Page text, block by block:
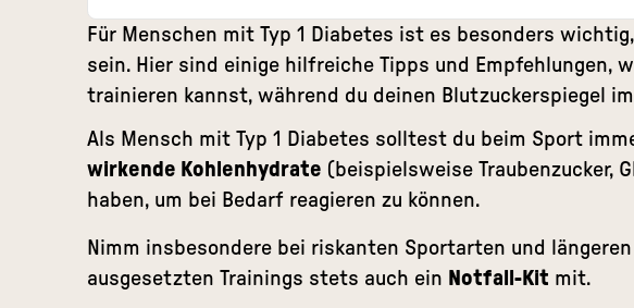
Für Menschen mit Typ 1 Diabetes ist es besonders
sein. Hier sind einige hilfreiche Tipps und Empfehlungen,
trainieren kannst, während du deinen Blutzuckerspiegel
Als Mensch mit Typ 1 Diabetes solltest du beim Sport
wirkende Kohlenhydrate (beispielsweise Traubenzucker,
haben, um bei Bedarf reagieren zu können.
Nimm insbesondere bei riskanten Sportarten und
ausgesetzten Trainings stets auch ein Notfall-Kit mit.